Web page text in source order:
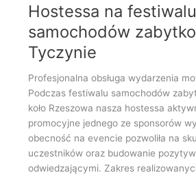
Hostessa na festiwalu
samochodów
Tyczynie
Profesjonalna obsługa wydarzenia
Podczas festiwalu samochodów
koło Rzeszowa nasza hostessa
promocyjne jednego ze sponsorów
obecność na evencie pozwoliła na
uczestników oraz budowanie
odwiedzającymi. Zakres